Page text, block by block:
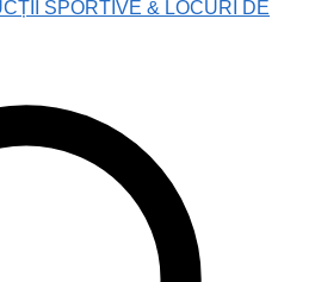
SPORTIVE & LOCURI DE